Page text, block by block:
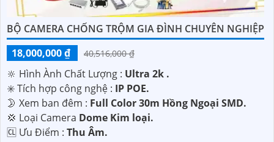
BỘ CAMERA CHỐNG TRỘM GIA ĐÌNH CHUYÊN NGHIỆP
18,000,000 ₫
40,516,000 ₫
🔆 Hình Ành Chất Lượng : Ultra 2k .
✳️ Tích hợp công nghệ : IP POE.
🌛 Xem ban đêm : Full Color 30m Hồng Ngoại SMD.
💢 Loại Camera Dome Kim loại.
️🆑 Ưu Điểm : Thu Âm.